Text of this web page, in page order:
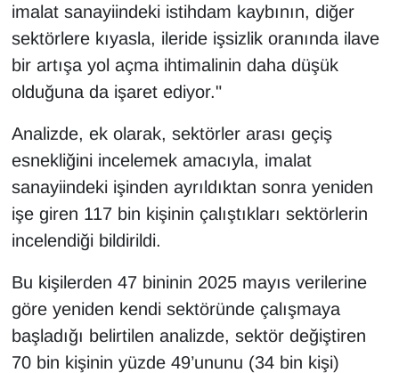
imalat sanayiindeki istihdam kaybının, diğer
sektörlere kıyasla, ileride işsizlik oranında ilave
bir artışa yol açma ihtimalinin daha düşük
olduğuna da işaret ediyor."
Analizde, ek olarak, sektörler arası geçiş
esnekliğini incelemek amacıyla, imalat
sanayiindeki işinden ayrıldıktan sonra yeniden
işe giren 117 bin kişinin çalıştıkları sektörlerin
incelendiği bildirildi.
Bu kişilerden 47 bininin 2025 mayıs verilerine
göre yeniden kendi sektöründe çalışmaya
başladığı belirtilen analizde, sektör değiştiren
70 bin kişinin yüzde 49’ununu (34 bin kişi)